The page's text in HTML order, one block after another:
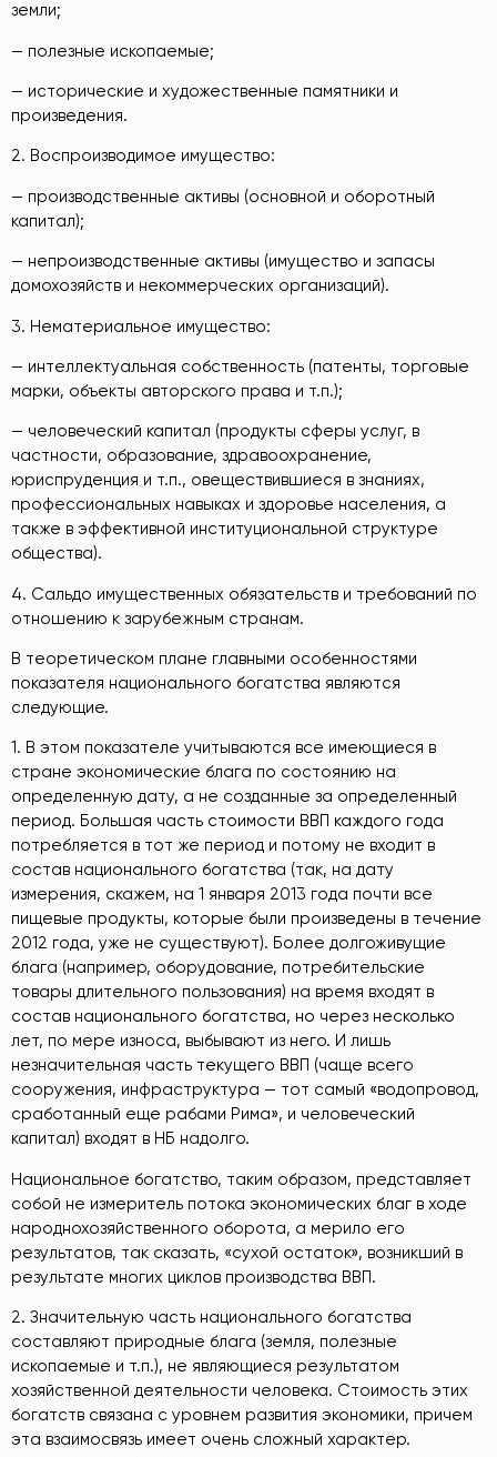
земли;
— полезные ископаемые;
— исторические и художественные памятники и
произведения.
2. Воспроизводимое имущество:
— производственные активы (основной и оборотный
капитал);
— непроизводственные активы (имущество и запасы
домохозяйств и некоммерческих организаций).
3. Нематериальное имущество:
— интеллектуальная собственность (патенты, торговые
марки, объекты авторского права и т.п.);
— человеческий капитал (продукты сферы услуг, в
частности, образование, здравоохранение,
юриспруденция и т.п., овеществившиеся в знаниях,
профессиональных навыках и здоровье населения, а
также в эффективной институциональной структуре
общества).
4. Сальдо имущественных обязательств и требований по
отношению к зарубежным странам.
В теоретическом плане главными особенностями
показателя национального богатства являются
следующие.
1. В этом показателе учитываются все имеющиеся в
стране экономические блага по состоянию на
определенную дату, а не созданные за определенный
период. Большая часть стоимости ВВП каждого года
потребляется в тот же период и потому не входит в
состав национального богатства (так, на дату
измерения, скажем, на 1 января 2013 года почти все
пищевые продукты, которые были произведены в течение
2012 года, уже не существуют). Более долгоживущие
блага (например, оборудование, потребительские
товары длительного пользования) на время входят в
состав национального богатства, но через несколько
лет, по мере износа, выбывают из него. И лишь
незначительная часть текущего ВВП (чаще всего
сооружения, инфраструктура — тот самый «водопровод,
сработанный еще рабами Рима», и человеческий
капитал) входят в НБ надолго.
Национальное богатство, таким образом, представляет
собой не измеритель потока экономических благ в ходе
народнохозяйственного оборота, а мерило его
результатов, так сказать, «сухой остаток», возникший в
результате многих циклов производства ВВП.
2. Значительную часть национального богатства
составляют природные блага (земля, полезные
ископаемые и т.п.), не являющиеся результатом
хозяйственной деятельности человека. Стоимость этих
богатств связана с уровнем развития экономики, причем
эта взаимосвязь имеет очень сложный характер.